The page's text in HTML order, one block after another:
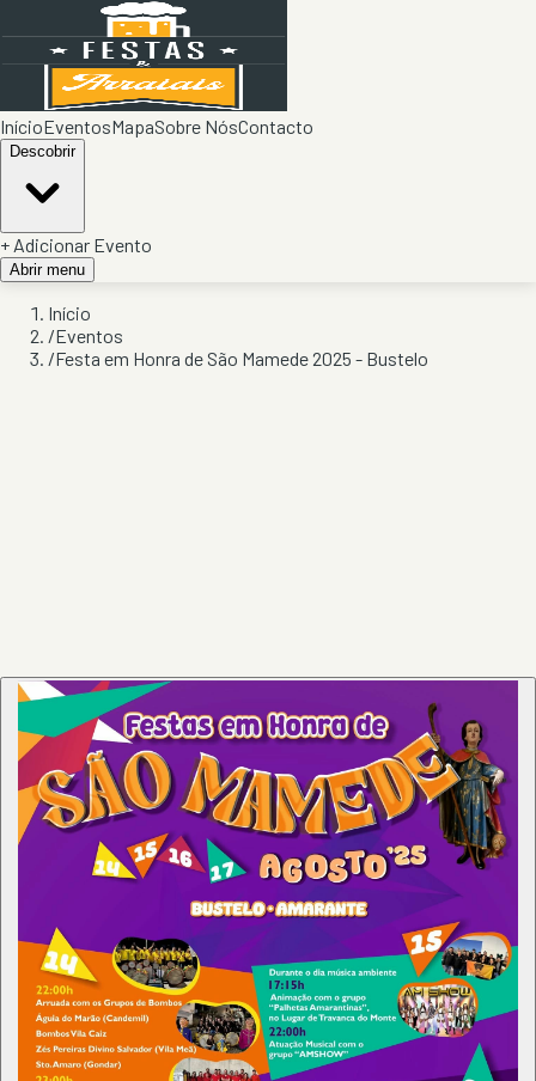
InícioEventosMapaSobre NósContacto
Descobrir
+ Adicionar Evento
Abrir menu
Início
/Eventos
/Festa em Honra de São Mamede 2025 - Bustelo